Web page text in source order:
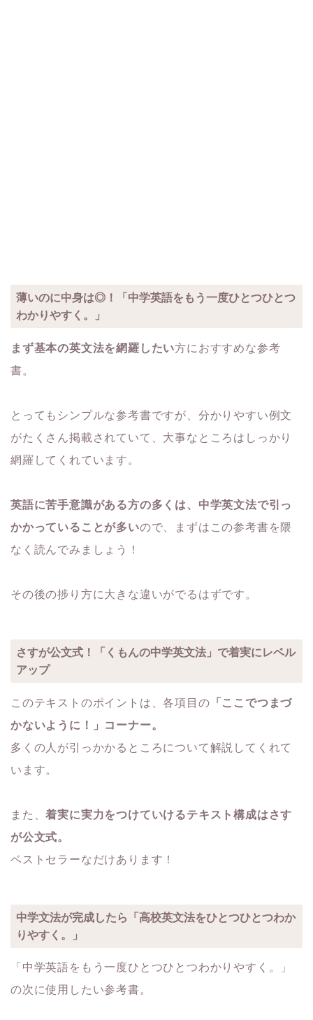
薄いのに中身は◎！「中学英語をもう一度ひとつひとつ
わかりやすく。」
まず基本の英文法を網羅したい方におすすめな参考
書。
とってもシンプルな参考書ですが、分かりやすい例文
がたくさん掲載されていて、大事なところはしっかり
網羅してくれています。
英語に苦手意識がある方の多くは、中学英文法で引っ
かかっていることが多いので、まずはこの参考書を隈
なく読んでみましょう！
その後の捗り方に大きな違いがでるはずです。
さすが公文式！「くもんの中学英文法」で着実にレベル
アップ
このテキストのポイントは、各項目の 「ここでつまづ
かないように！」コーナー。
多くの人が引っかかるところについて解説してくれて
います。
また、着実に実力をつけていけるテキスト構成はさす
が公文式。
ベストセラーなだけあります！
中学文法が完成したら「高校英文法をひとつひとつわか
りやすく。」
「中学英語をもう一度ひとつひとつわかりやすく。」
の次に使用したい参考書。